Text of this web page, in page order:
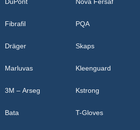
Fibrafil
Dräger
Marluvas
3M – Arseg
Bata
PQA
Skaps
Kleenguard
Kstrong
T-Gloves